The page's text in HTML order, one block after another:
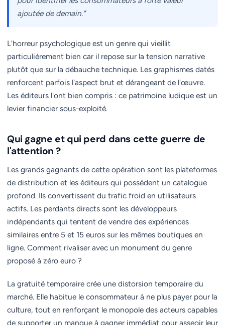
ajoutée de demain."
L'horreur psychologique est un genre qui vieillit
particulièrement bien car il repose sur la tension narrative
plutôt que sur la débauche technique. Les graphismes datés
renforcent parfois l'aspect brut et dérangeant de l'œuvre.
Les éditeurs l'ont bien compris : ce patrimoine ludique est un
levier financier sous-exploité.
Qui gagne et qui perd dans cette guerre de
l'attention ?
Les grands gagnants de cette opération sont les plateformes
de distribution et les éditeurs qui possèdent un catalogue
profond. Ils convertissent du trafic froid en utilisateurs
actifs. Les perdants directs sont les développeurs
indépendants qui tentent de vendre des expériences
similaires entre 5 et 15 euros sur les mêmes boutiques en
ligne. Comment rivaliser avec un monument du genre
proposé à zéro euro ?
La gratuité temporaire crée une distorsion temporaire du
marché. Elle habitue le consommateur à ne plus payer pour la
culture, tout en renforçant le monopole des acteurs capables
de supporter un manque à gagner immédiat pour asseoir leur